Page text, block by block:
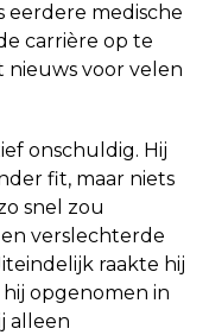
eerdere medische
carrière op te
nieuws voor velen
onschuldig. Hij
fit, maar niets
snel zou
verslechterde
raakte hij
opgenomen in
alleen